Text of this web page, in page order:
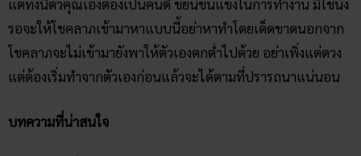
แต่ทั้งนี้ตัวคุณเองต้องเป็นคนดี ขยันขันแข็งในการทำงาน มิใช่นั่ง
รอจะให้โชคลาภเข้ามาหาแบบนี้อย่าหาทำโดยเด็ดขาดนอกจาก
โชคลาภจะไม่เข้ามายังพาให้ตัวเองตกต่ำไปด้วย อย่าเพิ่งแต่ดวง
แต่ต้องเริ่มทำจากตัวเองก่อนแล้วจะได้ตามที่ปรารถนาแน่นอน
บทความที่น่าสนใจ